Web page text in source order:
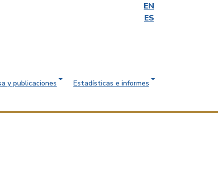
EN
ES
y publicaciones
Estadísticas e informes